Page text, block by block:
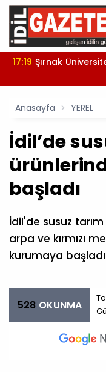
17:19
Anasayfa YEREL
İdil’de
başladı
İdil'de susuz
arpa ve kırmızı
kurumaya
528 OKUNMA